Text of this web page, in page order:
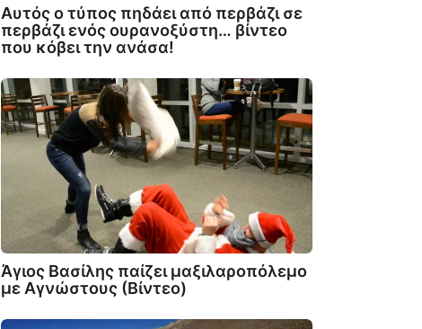
Αυτός ο τύπος πηδάει από περβάζι σε
περβάζι ενός ουρανοξύστη… βίντεο
που κόβει την ανάσα!
Άγιος Βασίλης παίζει μαξιλαροπόλεμο
με Αγνώστους (Βίντεο)